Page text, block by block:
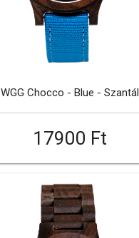
WGG Chocco - Blue - Szantál
17900 Ft